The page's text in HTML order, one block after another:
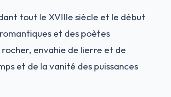
tout le XVIIIe siècle et le début
et des poètes
envahie de lierre et de
et de la vanité des puissances